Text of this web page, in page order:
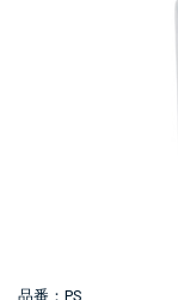
品番：PS